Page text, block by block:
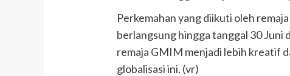
Perkemahan yang diikuti oleh
berlangsung hingga tanggal 30 Juni
remaja GMIM menjadi lebih kreatif
globalisasi ini. (vr)